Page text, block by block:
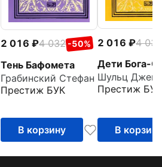
2 016 4 032 -50%
Тень Бафомета
Грабинский Стефан
Престиж БУК
В корзину
2 016
4 032
Дети Бога-
Престиж БУК
В корзину